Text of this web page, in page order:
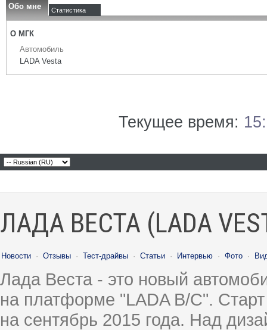
Обо мне Статистика
О МГК
Автомобиль
LADA Vesta
Текущее время:
ЛАДА ВЕСТА (LADA
Новости · Отзывы · Тест-драйвы · Статьи · Интервью · Фото ·
Лада Веста - это новый
на платформе "LADA B/C".
на сентябрь 2015 года. Над